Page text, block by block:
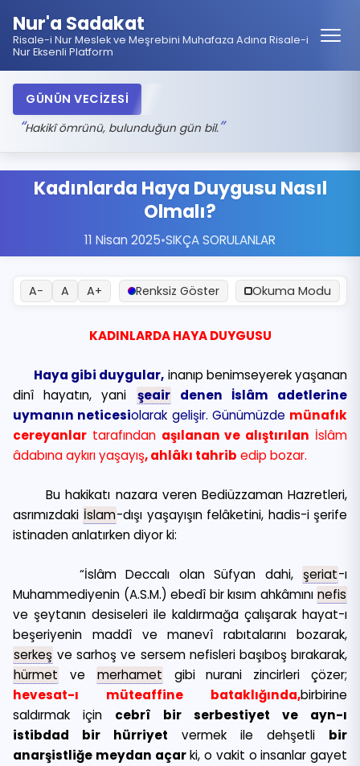
Nur'a Sadakat
Risale-i Nur Meslek ve Meşrebini Muhafaza Adına Risale-i
Nur Eksenli Platform
GÜNÜN VECİZESİ
Hakikî ömrünü, bulunduğun gün bil.
Kadınlarda Haya Duygusu Nasıl
Olmalı?
11 Nisan 2025•SIKÇA SORULANLAR
A− A A+ Renksiz Göster Okuma Modu
KADINLARDA HAYA DUYGUSU
Haya gibi duygular, inanıp benimseyerek yaşanan
dinî hayatın, yani şeair denen İslâm adetlerine
uymanın neticesiolarak gelişir. Günümüzde münafık
cereyanlar tarafından aşılanan ve alıştırılan İslâm
âdabına aykırı yaşayış, ahlâkı tahrib edip bozar.
Bu hakikatı nazara veren Bediüzzaman Hazretleri,
asrımızdaki İslam-dışı yaşayışın felâketini, hadis-i şerife
istinaden anlatırken diyor ki:
“İslâm Deccalı olan Süfyan dahi, şeriat-ı
Muhammediyenin (A.S.M.) ebedî bir kısım ahkâmını nefis
ve şeytanın desiseleri ile kaldırmağa çalışarak hayat-ı
beşeriyenin maddî ve manevî rabıtalarını bozarak,
serkeş ve sarhoş ve sersem nefisleri başıboş bırakarak,
hürmet ve merhamet gibi nurani zincirleri çözer;
hevesat-ı müteaffine bataklığında,birbirine
saldırmak için cebrî bir serbestiyet ve ayn-ı
istibdad bir hürriyet vermek ile dehşetli bir
anarşistliğe meydan açarki, o vakit o insanlar gayet